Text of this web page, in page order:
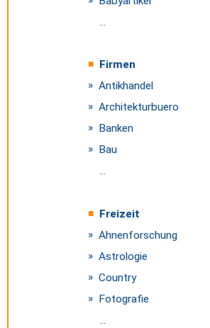
Firmen
Antikhandel
Architekturbuero
Banken
Bau
...
Freizeit
Ahnenforschung
Astrologie
Country
Fotografie
...